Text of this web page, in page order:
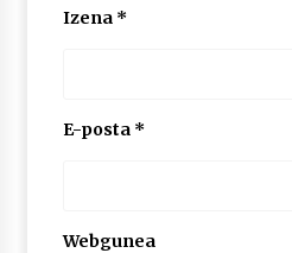
Izena *
E-posta *
Webgunea